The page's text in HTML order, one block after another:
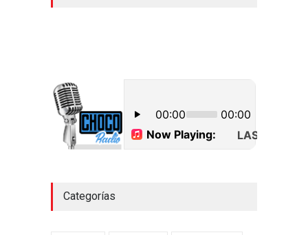
Categorías